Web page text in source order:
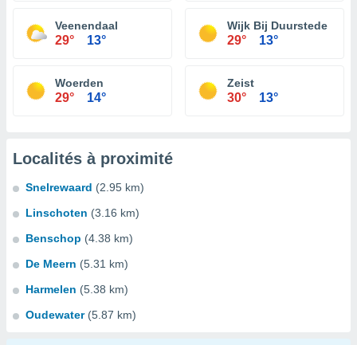
Veenendaal
29° 13°
Wijk Bij Duurstede
29° 13°
Woerden
29° 14°
Zeist
30° 13°
Localités à proximité
Snelrewaard (2.95 km)
Linschoten (3.16 km)
Benschop (4.38 km)
De Meern (5.31 km)
Harmelen (5.38 km)
Oudewater (5.87 km)